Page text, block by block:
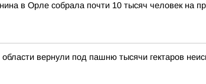
в Орле собрала почти 10 тысяч человек на
вернули под пашню тысячи гектаров